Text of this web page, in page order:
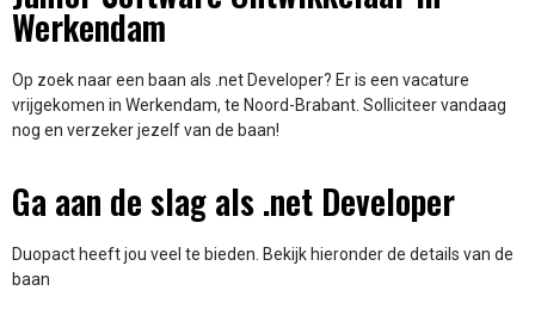
Werkendam
Op zoek naar een baan als .net Developer? Er is een vacature
vrijgekomen in Werkendam, te Noord-Brabant. Solliciteer vandaag
nog en verzeker jezelf van de baan!
Ga aan de slag als .net Developer
Duopact heeft jou veel te bieden. Bekijk hieronder de details van de
baan